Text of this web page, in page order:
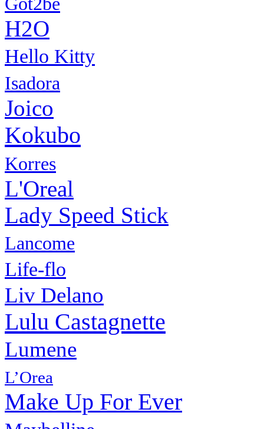
H2O
Hello Kitty
Isadora
Joico
Kokubo
Korres
L'Oreal
Lady Speed Stick
Lancome
Life-flo
Liv Delano
Lulu Castagnette
Lumene
L’Orea
Make Up For Ever